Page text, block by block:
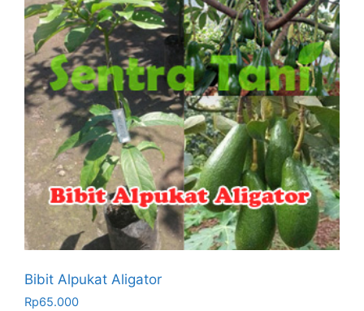
Bibit Alpukat Aligator
Rp65.000